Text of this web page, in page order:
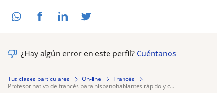
¿Hay algún error en este perfil? Cuéntanos
Tus clases particulares On-line
Francés
profesor nativo de francés para hispanohablantes rápido y c...